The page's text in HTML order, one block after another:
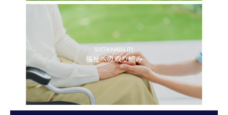
SUSTAINABILITY
福祉への取り組み